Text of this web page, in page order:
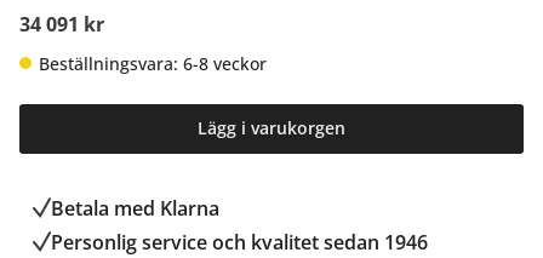
34 091 kr
Beställningsvara: 6-8 veckor
Lägg i varukorgen
Betala med Klarna
Personlig service och kvalitet sedan 1946